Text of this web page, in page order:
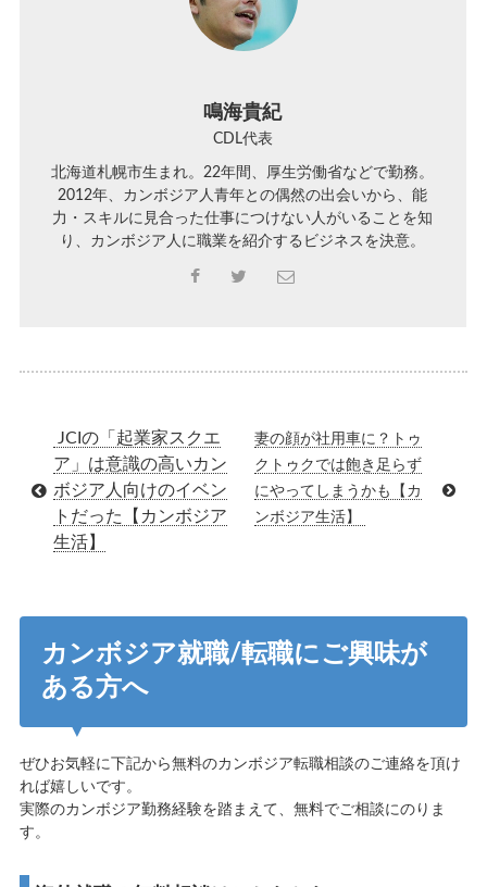
鳴海貴紀
CDL代表
北海道札幌市生まれ。22年間、厚生労働省などで勤務。
2012年、カンボジア人青年との偶然の出会いから、能
力・スキルに見合った仕事につけない人がいることを知
り、カンボジア人に職業を紹介するビジネスを決意。
JCIの「起業家スクエ
ア」は意識の高いカン
ボジア人向けのイベン
トだった【カンボジア
生活】
妻の顔が社用車に？トゥ
クトゥクでは飽き足らず
にやってしまうかも【カ
ンボジア生活】
カンボジア就職/転職にご興味が
ある方へ
ぜひお気軽に下記から無料のカンボジア転職相談のご連絡を頂け
れば嬉しいです。
実際のカンボジア勤務経験を踏まえて、無料でご相談にのりま
す。